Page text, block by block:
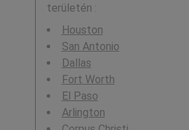
területén :
Houston
San Antonio
Dallas
Fort Worth
El Paso
Arlington